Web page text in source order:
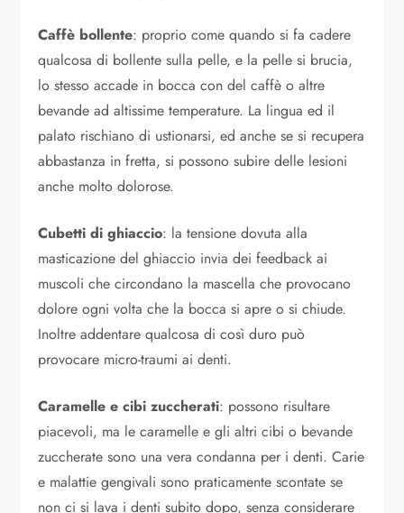
Caffè bollente: proprio come quando si fa cadere
qualcosa di bollente sulla pelle, e la pelle si brucia,
lo stesso accade in bocca con del caffè o altre
bevande ad altissime temperature. La lingua ed il
palato rischiano di ustionarsi, ed anche se si recupera
abbastanza in fretta, si possono subire delle lesioni
anche molto dolorose.
Cubetti di ghiaccio: la tensione dovuta alla
masticazione del ghiaccio invia dei feedback ai
muscoli che circondano la mascella che provocano
dolore ogni volta che la bocca si apre o si chiude.
Inoltre addentare qualcosa di così duro può
provocare micro-traumi ai denti.
Caramelle e cibi zuccherati: possono risultare
piacevoli, ma le caramelle e gli altri cibi o bevande
zuccherate sono una vera condanna per i denti. Carie
e malattie gengivali sono praticamente scontate se
non ci si lava i denti subito dopo, senza considerare